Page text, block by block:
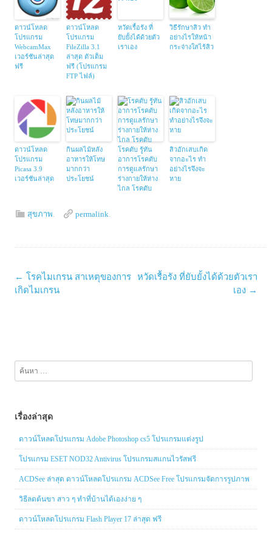
ดาวน์โหลด
โปรแกรม
WebcamMax
เวอร์ชันล่าสุด
ฟรี
ดาวน์โหลด
โปรแกรม
FileZilla 3.1
ล่าสุด ตัวเต็ม
ฟรี (โปรแกรม
FTP ไฟล์)
หวัดเรื้อรัง ที่
ยับยั้งได้ด้วยตัว
เราเอง
วิธีรักษาสิว ทำ
อย่างไรให้หน้า
กระจ่างใสไร้สิว
ดาวน์โหลด
โปรแกรม
Picasa 3.9
เวอร์ชันล่าสุด
กินผลไม้หลัง
อาหารให้โทษ
มากกว่า
ประโยชน์
โรคตับ รู้ทัน
อาการโรคตับ
การดูแลรักษา
ร่างกายให้ห่าง
ไกล โรคตับ
สิวอักเสบเกิด
จากอะไร ทำ
อย่างไรจึงจะ
หาย
สุขภาพ permalink
Post
navigation
← โรคไมเกรน สาเหตุของการ
เกิดไมเกรน
หวัดเรื้อรัง ที่ยับยั้งได้ด้วยตัวเรา
เอง →
สำหรับ:
เรื่องล่าสุด
ดาวน์โหลดโปรแกรม Adobe Photoshop cs5 โปรแกรมแต่งรูป
โปรแกรม ESET NOD32 Antivirus โปรแกรมสแกนไวรัสฟรี
ACDSee ล่าสุด ดาวน์โหลดโปรแกรม ACDSee Free โปรแกรมจัดการรูปภาพ
วิธีลดต้นขา สาว ๆ ทำที่บ้านได้เองง่าย ๆ
ดาวน์โหลดโปรแกรม Flash Player 17 ล่าสุด ฟรี